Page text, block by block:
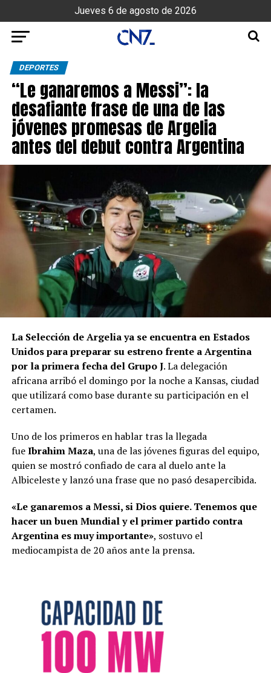
Jueves 6 de agosto de 2026
DEPORTES
“Le ganaremos a Messi”: la
desafiante frase de una de las
jóvenes promesas de Argelia
antes del debut contra Argentina
La Selección de Argelia ya se encuentra en Estados
Unidos para preparar su estreno frente a Argentina
por la primera fecha del Grupo J. La delegación
africana arribó el domingo por la noche a Kansas, ciudad
que utilizará como base durante su participación en el
certamen.
Uno de los primeros en hablar tras la llegada
fueIbrahim Maza, una de las jóvenes figuras del equipo,
quien se mostró confiado de cara al duelo ante la
Albiceleste y lanzó una frase que no pasó desapercibida.
«Le ganaremos a Messi, si Dios quiere. Tenemos que
hacer un buen Mundial y el primer partido contra
Argentina es muy importante», sostuvo el
mediocampista de 20 años ante la prensa.